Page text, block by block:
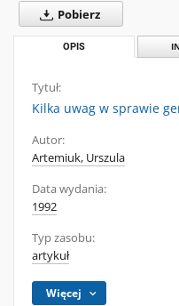
Pobierz
OPIS
Tytuł:
Kilka uwag w sprawie
Autor:
Artemiuk, Urszula
Data wydania:
1992
Typ zasobu:
artykuł
Więcej